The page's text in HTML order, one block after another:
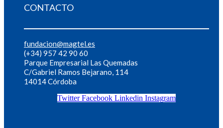
CONTACTO
fundacion@magtel.es
(+34) 957 42 90 60
Parque Empresarial Las Quemadas
C/Gabriel Ramos Bejarano, 114
14014 Córdoba
Twitter Facebook Linkedin Instagram